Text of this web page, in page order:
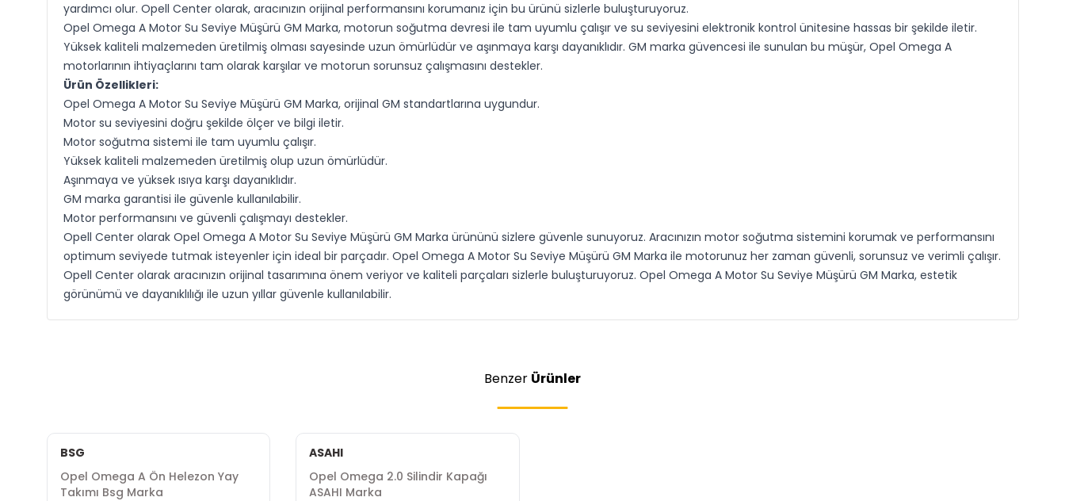
yardımcı olur. Opell Center olarak, aracınızın orijinal performansını korumanız için bu ürünü sizlerle buluşturuyoruz.
Opel Omega A Motor Su Seviye Müşürü GM Marka, motorun soğutma devresi ile tam uyumlu çalışır ve su seviyesini elektronik kontrol ünitesine hassas bir şekilde iletir.
Yüksek kaliteli malzemeden üretilmiş olması sayesinde uzun ömürlüdür ve aşınmaya karşı dayanıklıdır. GM marka güvencesi ile sunulan bu müşür, Opel Omega A
motorlarının ihtiyaçlarını tam olarak karşılar ve motorun sorunsuz çalışmasını destekler.
Ürün Özellikleri:
Opel Omega A Motor Su Seviye Müşürü GM Marka, orijinal GM standartlarına uygundur.
Motor su seviyesini doğru şekilde ölçer ve bilgi iletir.
Motor soğutma sistemi ile tam uyumlu çalışır.
Yüksek kaliteli malzemeden üretilmiş olup uzun ömürlüdür.
Aşınmaya ve yüksek ısıya karşı dayanıklıdır.
GM marka garantisi ile güvenle kullanılabilir.
Motor performansını ve güvenli çalışmayı destekler.
Opell Center olarak Opel Omega A Motor Su Seviye Müşürü GM Marka ürününü sizlere güvenle sunuyoruz. Aracınızın motor soğutma sistemini korumak ve performansını
optimum seviyede tutmak isteyenler için ideal bir parçadır. Opel Omega A Motor Su Seviye Müşürü GM Marka ile motorunuz her zaman güvenli, sorunsuz ve verimli çalışır.
Opell Center olarak aracınızın orijinal tasarımına önem veriyor ve kaliteli parçaları sizlerle buluşturuyoruz. Opel Omega A Motor Su Seviye Müşürü GM Marka, estetik
görünümü ve dayanıklılığı ile uzun yıllar güvenle kullanılabilir.
Benzer Ürünler
BSG
Opel Omega A Ön Helezon Yay
Takımı Bsg Marka
ASAHI
Opel Omega 2.0 Silindir Kapağı
ASAHI Marka